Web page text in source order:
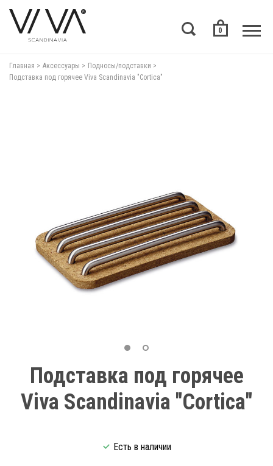
0
Главная Аксессуары
Подносы/подставки
Подставка под горячее Viva Scandinavia "Cortica"
Подставка под горячее
Viva Scandinavia "Cortica"
Есть в наличии